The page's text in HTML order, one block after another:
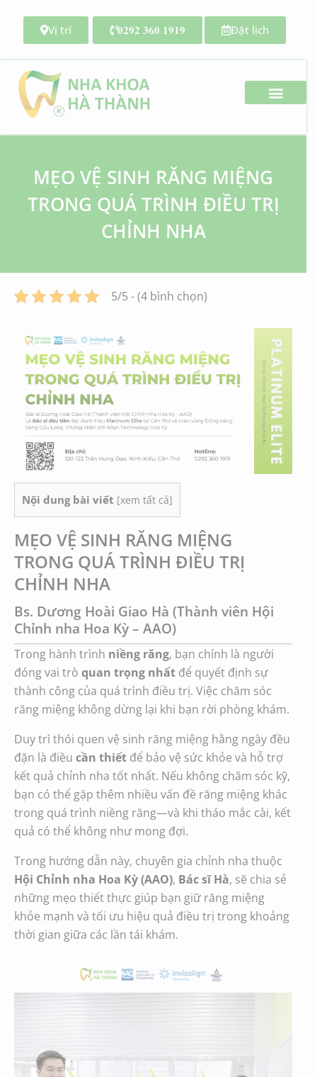
Vị trí 𝟎𝟐𝟗𝟐 𝟑𝟔𝟎 𝟏𝟗𝟏𝟗 Đặt lịch
MẸO VỆ SINH RĂNG MIỆNG
TRONG QUÁ TRÌNH ĐIỀU TRỊ
CHỈNH NHA
5/5 - (4 bình chọn)
Nội dung bài viết [xem tất cả]
MẸO VỆ SINH RĂNG MIỆNG
TRONG QUÁ TRÌNH ĐIỀU TRỊ
CHỈNH NHA
Bs. Dương Hoài Giao Hà (Thành viên Hội
Chỉnh nha Hoa Kỳ – AAO)
Trong hành trình niềng răng, bạn chính là người
đóng vai trò quan trọng nhất để quyết định sự
thành công của quá trình điều trị. Việc chăm sóc
răng miệng không dừng lại khi bạn rời phòng khám.
Duy trì thói quen vệ sinh răng miệng hằng ngày đều
đặn là điều cần thiết để bảo vệ sức khỏe và hỗ trợ
kết quả chỉnh nha tốt nhất. Nếu không chăm sóc kỹ,
bạn có thể gặp thêm nhiều vấn đề răng miệng khác
trong quá trình niềng răng—và khi tháo mắc cài, kết
quả có thể không như mong đợi.
Trong hướng dẫn này, chuyên gia chỉnh nha thuộc
Hội Chỉnh nha Hoa Kỳ (AAO), Bác sĩ Hà, sẽ chia sẻ
những mẹo thiết thực giúp bạn giữ răng miệng
khỏe mạnh và tối ưu hiệu quả điều trị trong khoảng
thời gian giữa các lần tái khám.